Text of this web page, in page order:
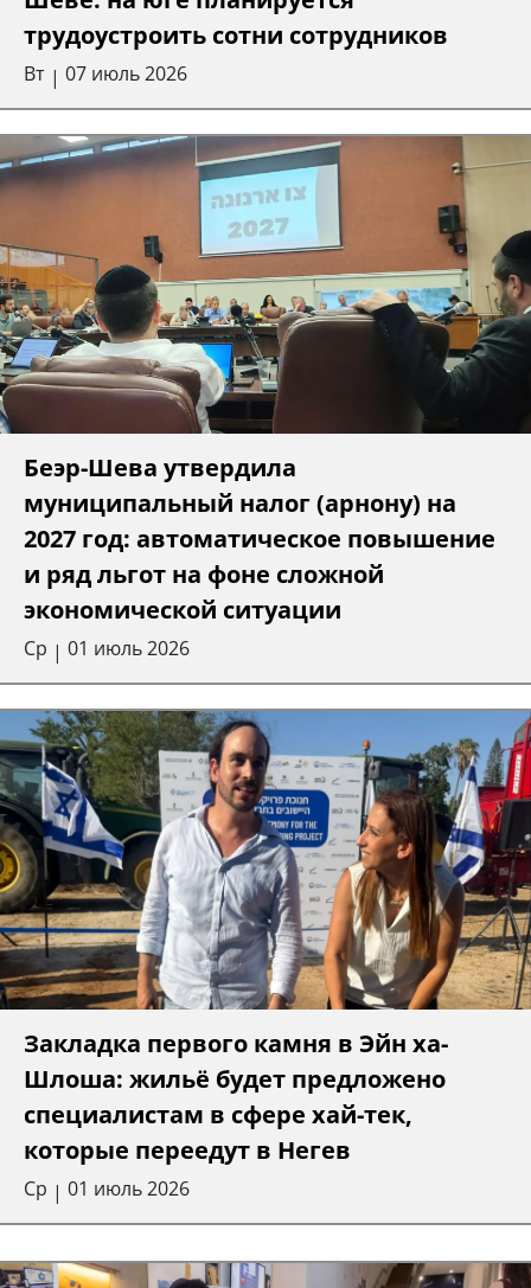
трудоустроить сотни сотрудников
Вт | 07 июль 2026
Беэр-Шева утвердила
муниципальный налог (арнону) на
2027 год: автоматическое повышение
и ряд льгот на фоне сложной
экономической ситуации
Ср | 01 июль 2026
Закладка первого камня в Эйн ха-
Шлоша: жильё будет предложено
специалистам в сфере хай-тек,
которые переедут в Негев
Ср | 01 июль 2026